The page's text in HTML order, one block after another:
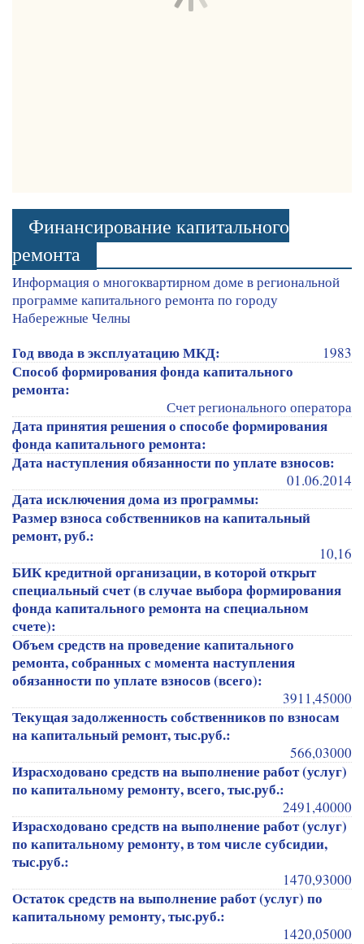
Финансирование капитального
ремонта
Информация о многоквартирном доме в региональной
программе капитального ремонта по городу
Набережные Челны
Год ввода в эксплуатацию МКД: 1983
Способ формирования фонда капитального
ремонта:
Счет регионального оператора
Дата принятия решения о способе формирования
фонда капитального ремонта:
Дата наступления обязанности по уплате взносов:
01.06.2014
Дата исключения дома из программы:
Размер взноса собственников на капитальный
ремонт, руб.:
10,16
БИК кредитной организации, в которой открыт
специальный счет (в случае выбора формирования
фонда капитального ремонта на специальном
счете):
Объем средств на проведение капитального
ремонта, собранных с момента наступления
обязанности по уплате взносов (всего):
3911,45000
Текущая задолженность собственников по взносам
на капитальный ремонт, тыс.руб.:
566,03000
Израсходовано средств на выполнение работ (услуг)
по капитальному ремонту, всего, тыс.руб.:
2491,40000
Израсходовано средств на выполнение работ (услуг)
по капитальному ремонту, в том числе субсидии,
тыс.руб.:
1470,93000
Остаток средств на выполнение работ (услуг) по
капитальному ремонту, тыс.руб.:
1420,05000